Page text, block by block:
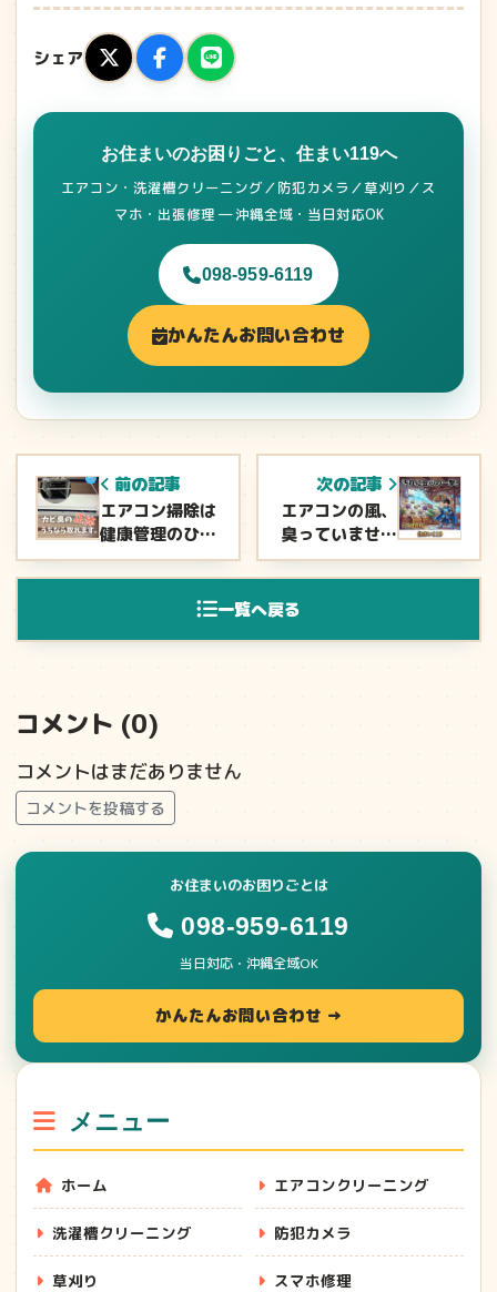
シェア
お住まいのお困りごと、住まい119へ
エアコン・洗濯槽クリーニング／防犯カメラ／草刈り／ス
マホ・出張修理 ― 沖縄全域・当日対応OK
098-959-6119
かんたんお問い合わせ
前の記事
エアコン掃除は
健康管理のひと
つです
一覧へ戻る
次の記事
エアコンの風、
臭っていません
か？原因は内部
のカビかも
コメント (0)
コメントはまだありません
コメントを投稿する
お住まいのお困りごとは
098-959-6119
当日対応・沖縄全域OK
かんたんお問い合わせ →
メニュー
ホーム エアコンクリーニング
洗濯槽クリーニング 防犯カメラ
草刈り スマホ修理